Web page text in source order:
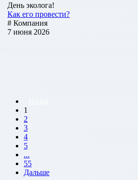
День эколога!
Как его провести?
# Компания
7 июня 2026
1
2
3
4
5
...
55
Дальше